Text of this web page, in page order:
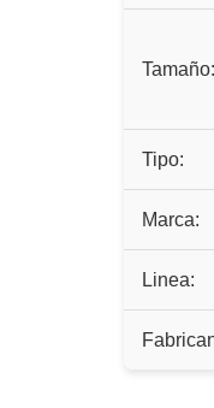
Tamaño:
Tipo:
Marca:
Linea: